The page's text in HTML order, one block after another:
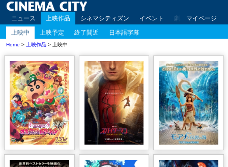
ニュース 上映作品 シネマシティズン イベント 劇場案内 アク
マイページ
上映中
上映予定 終了間近 日本語字幕
Home > 上映作品 > 上映中